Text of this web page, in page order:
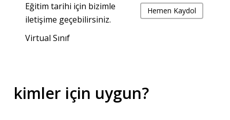
Eğitim tarihi için bizimle
iletişime geçebilirsiniz.
Virtual Sınıf
Hemen Kaydol
kimler için uygun?